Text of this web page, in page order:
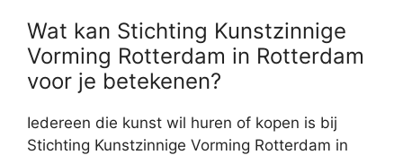
Wat kan Stichting Kunstzinnige
Vorming Rotterdam in Rotterdam
voor je betekenen?
Iedereen die kunst wil huren of kopen is bij
Stichting Kunstzinnige Vorming Rotterdam in